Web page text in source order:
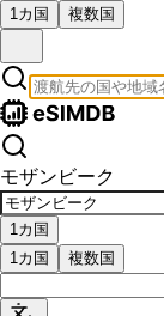
1カ国 複数国
モザンビーク
1カ国
1カ国
複数国